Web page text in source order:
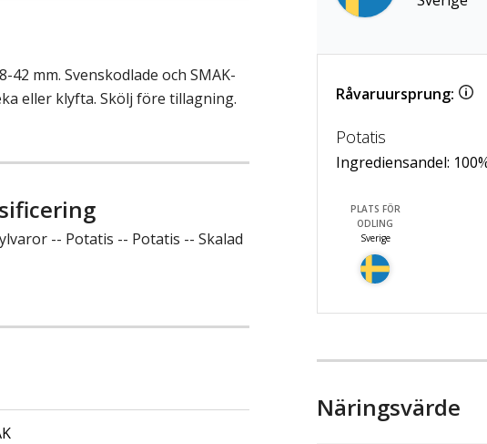
mm. Svenskodlade och SMAK-
eller klyfta. Skölj före tillagning.
-- Potatis -- Potatis -- Skalad
Råvaruursprung:
Potatis
Ingrediensandel: 100
PLATS FÖR
ODLING
Sverige
Näringsvärde